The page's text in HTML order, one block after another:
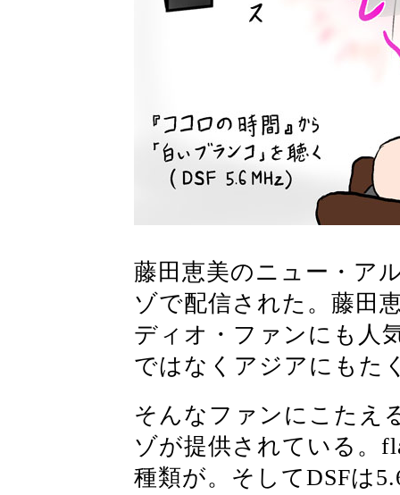
藤田恵美のニュー・ア
ゾで配信された。藤田
ディオ・ファンにも人
ではなくアジアにもた
そんなファンにこたえ
ゾが提供されている。
種類が。そしてDSFは